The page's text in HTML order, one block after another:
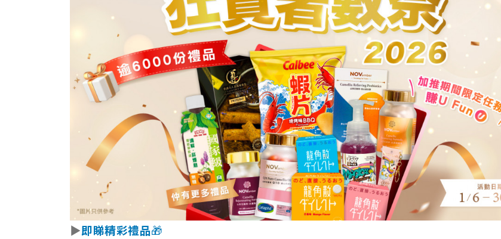
▶即睇精彩禮品🎁